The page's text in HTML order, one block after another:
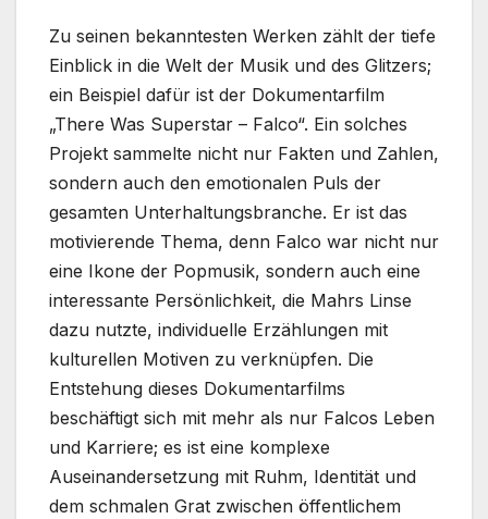
Zu seinen bekanntesten Werken zählt der tiefe
Einblick in die Welt der Musik und des Glitzers;
ein Beispiel dafür ist der Dokumentarfilm
„There Was Superstar – Falco“. Ein solches
Projekt sammelte nicht nur Fakten und Zahlen,
sondern auch den emotionalen Puls der
gesamten Unterhaltungsbranche. Er ist das
motivierende Thema, denn Falco war nicht nur
eine Ikone der Popmusik, sondern auch eine
interessante Persönlichkeit, die Mahrs Linse
dazu nutzte, individuelle Erzählungen mit
kulturellen Motiven zu verknüpfen. Die
Entstehung dieses Dokumentarfilms
beschäftigt sich mit mehr als nur Falcos Leben
und Karriere; es ist eine komplexe
Auseinandersetzung mit Ruhm, Identität und
dem schmalen Grat zwischen öffentlichem